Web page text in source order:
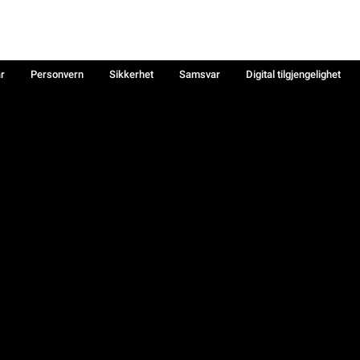
Personvern Sikkerhet Samsvar
Digital tilgjengelighet